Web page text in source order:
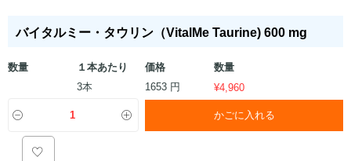
バイタルミー・タウリン（VitalMe Taurine) 600 mg
数量 １本あたり 価格
数量
3本
1653 円 ¥4,960
かごに入れる